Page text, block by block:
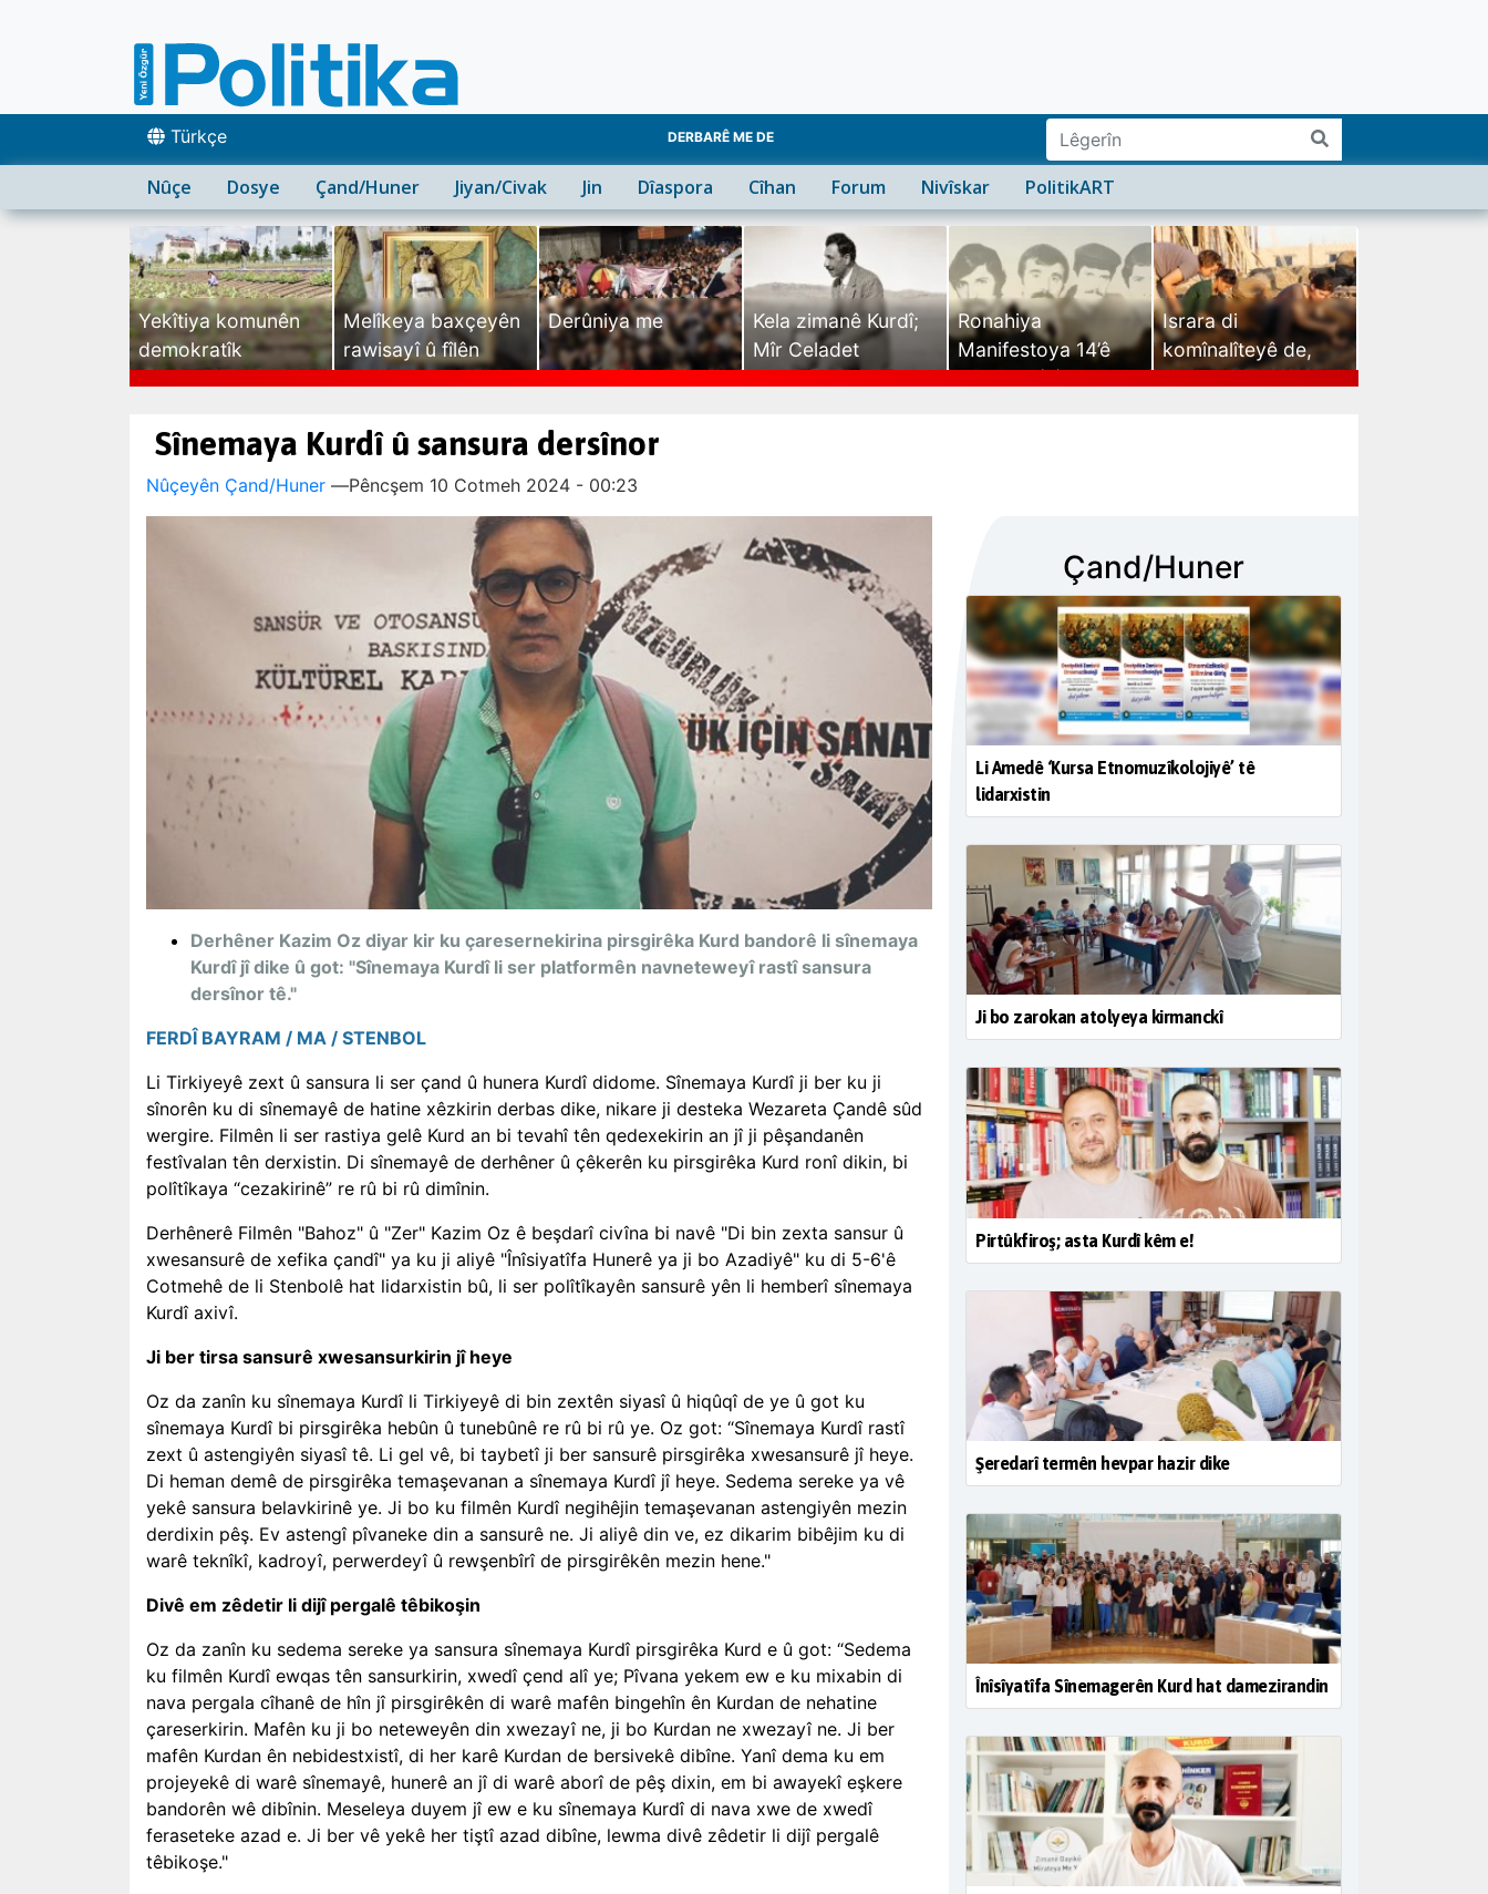
Türkçe DERBARÊ ME DE
Nûçe Dosye Çand/Huner Jiyan/Civak Jin Dîaspora Cîhan Forum Nivîskar PolitikART
Yekîtiya komunên
demokratîk
Melîkeya baxçeyên
rawisayî û fîlên
Derûniya me
Kela zimanê Kurdî;
Mîr Celadet
Ronahiya
Manifestoya 14’ê
Israra di
komînalîteyê de,
Sînemaya Kurdî û sansura dersînor
Nûçeyên Çand/Huner —Pêncşem 10 Cotmeh 2024 - 00:23
Derhêner Kazim Oz diyar kir ku çaresernekirina pirsgirêka Kurd bandorê li sînemaya
Kurdî jî dike û got: "Sînemaya Kurdî li ser platformên navneteweyî rastî sansura
dersînor tê."
FERDÎ BAYRAM / MA / STENBOL
Li Tirkiyeyê zext û sansura li ser çand û hunera Kurdî didome. Sînemaya Kurdî ji ber ku ji
sînorên ku di sînemayê de hatine xêzkirin derbas dike, nikare ji desteka Wezareta Çandê sûd
wergire. Filmên li ser rastiya gelê Kurd an bi tevahî tên qedexekirin an jî ji pêşandanên
festîvalan tên derxistin. Di sînemayê de derhêner û çêkerên ku pirsgirêka Kurd ronî dikin, bi
polîtîkaya “cezakirinê” re rû bi rû dimînin.
Derhênerê Filmên "Bahoz" û "Zer" Kazim Oz ê beşdarî civîna bi navê "Di bin zexta sansur û
xwesansurê de xefika çandî" ya ku ji aliyê "Înîsiyatîfa Hunerê ya ji bo Azadiyê" ku di 5-6'ê
Cotmehê de li Stenbolê hat lidarxistin bû, li ser polîtîkayên sansurê yên li hemberî sînemaya
Kurdî axivî.
Ji ber tirsa sansurê xwesansurkirin jî heye
Oz da zanîn ku sînemaya Kurdî li Tirkiyeyê di bin zextên siyasî û hiqûqî de ye û got ku
sînemaya Kurdî bi pirsgirêka hebûn û tunebûnê re rû bi rû ye. Oz got: “Sînemaya Kurdî rastî
zext û astengiyên siyasî tê. Li gel vê, bi taybetî ji ber sansurê pirsgirêka xwesansurê jî heye.
Di heman demê de pirsgirêka temaşevanan a sînemaya Kurdî jî heye. Sedema sereke ya vê
yekê sansura belavkirinê ye. Ji bo ku filmên Kurdî negihêjin temaşevanan astengiyên mezin
derdixin pêş. Ev astengî pîvaneke din a sansurê ne. Ji aliyê din ve, ez dikarim bibêjim ku di
warê teknîkî, kadroyî, perwerdeyî û rewşenbîrî de pirsgirêkên mezin hene."
Divê em zêdetir li dijî pergalê têbikoşin
Oz da zanîn ku sedema sereke ya sansura sînemaya Kurdî pirsgirêka Kurd e û got: “Sedema
ku filmên Kurdî ewqas tên sansurkirin, xwedî çend alî ye; Pîvana yekem ew e ku mixabin di
nava pergala cîhanê de hîn jî pirsgirêkên di warê mafên bingehîn ên Kurdan de nehatine
çareserkirin. Mafên ku ji bo neteweyên din xwezayî ne, ji bo Kurdan ne xwezayî ne. Ji ber
mafên Kurdan ên nebidestxistî, di her karê Kurdan de bersivekê dibîne. Yanî dema ku em
projeyekê di warê sînemayê, hunerê an jî di warê aborî de pêş dixin, em bi awayekî eşkere
bandorên wê dibînin. Meseleya duyem jî ew e ku sînemaya Kurdî di nava xwe de xwedî
feraseteke azad e. Ji ber vê yekê her tiştî azad dibîne, lewma divê zêdetir li dijî pergalê
têbikoşe."
Çand/Huner
Li Amedê ‘Kursa Etnomuzîkolojiyê’ tê
lidarxistin
Ji bo zarokan atolyeya kirmanckî
Pirtûkfiroş; asta Kurdî kêm e!
Şeredarî termên hevpar hazir dike
Înîsîyatîfa Sînemagerên Kurd hat damezirandin